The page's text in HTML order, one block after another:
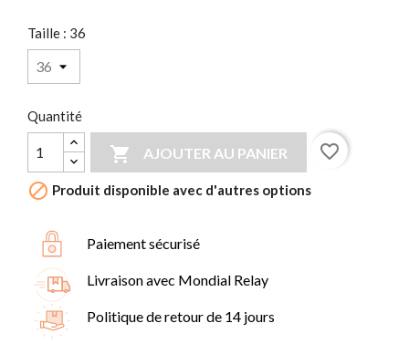
Taille : 36
Quantité
 AJOUTER AU PANIER
favorite_border
 Produit disponible avec d'autres options
Paiement sécurisé
Livraison avec Mondial Relay
Politique de retour de 14 jours